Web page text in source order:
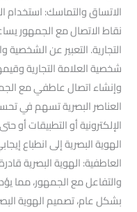
الاتساق والتماسك:
نقاط الاتصال مع الجمهور
التجارية. التعبير عن
شخصية العلامة التجارية
وإنشاء اتصال عاطفي مع
العناصر البصرية تسهم في
الإلكترونية أو التطبيقات
الهوية البصرية إلى انطباع
العاطفية: الهوية البصرية
والتفاعل مع الجمهور، مما
بشكل عام، تصميم الهوية